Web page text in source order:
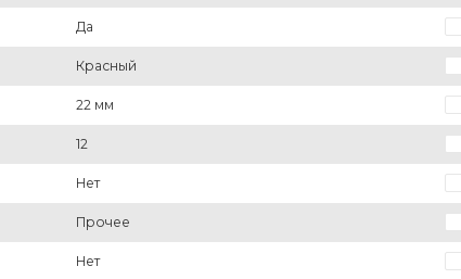
Да
Красный
22 мм
12
Нет
Прочее
Нет